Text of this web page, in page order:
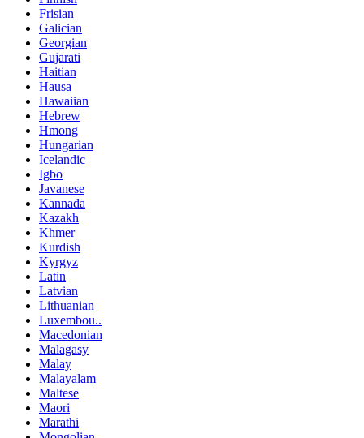
Frisian
Galician
Georgian
Gujarati
Haitian
Hausa
Hawaiian
Hebrew
Hmong
Hungarian
Icelandic
Igbo
Javanese
Kannada
Kazakh
Khmer
Kurdish
Kyrgyz
Latin
Latvian
Lithuanian
Luxembou..
Macedonian
Malagasy
Malay
Malayalam
Maltese
Maori
Marathi